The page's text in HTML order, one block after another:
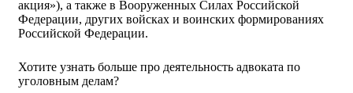
акция»), а также в Вооруженных Силах Российской
Федерации, других войсках и воинских формированиях
Российской Федерации.
Хотите узнать больше про деятельность адвоката по
уголовным делам?